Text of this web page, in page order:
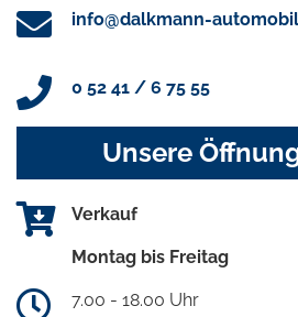
info@dalkmann-
0 52 41 / 6 75 55
Unsere
Verkauf
Montag bis Freitag
7.00 - 18.00 Uhr